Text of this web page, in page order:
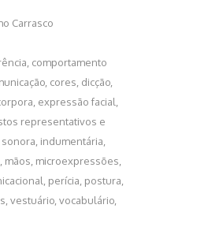
Carrasco
comportamento
cores dicção
expressão facial
representativos e
indumentária
mãos microexpressões
perícia postura
vestuário vocabulário